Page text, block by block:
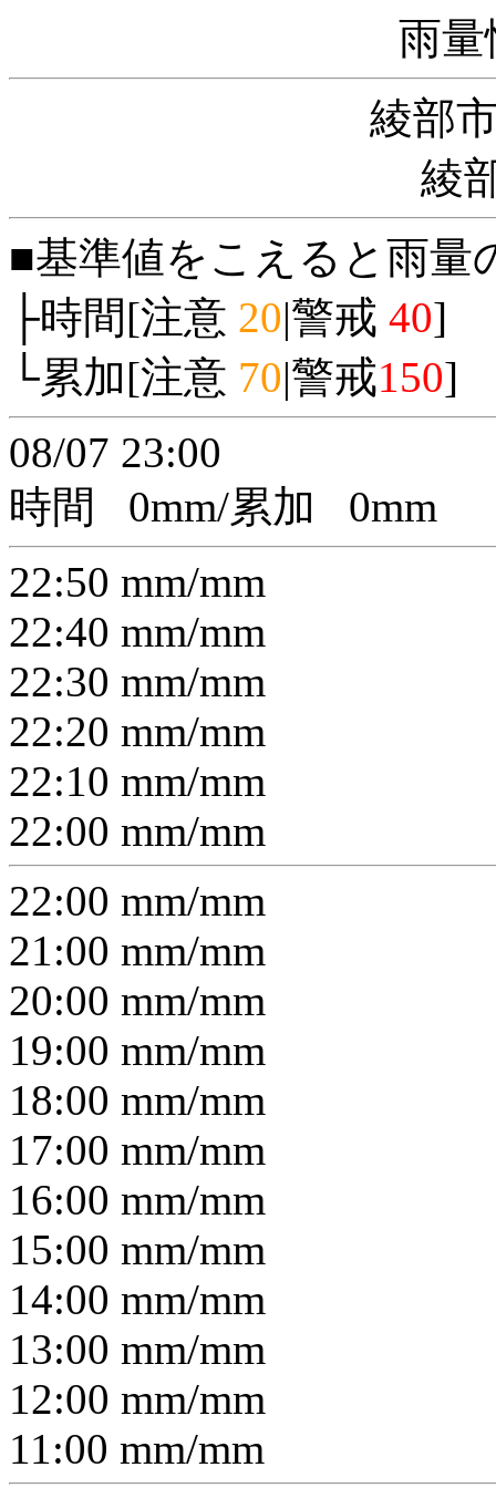
雨量
綾部
綾
■基準値をこえると雨量
├時間[注意 20|警戒 40]
└累加[注意 70|警戒150]
08/07 23:00
時間
0mm/累加 0mm
22:50 mm/mm
22:40 mm/mm
22:30 mm/mm
22:20 mm/mm
22:10 mm/mm
22:00 mm/mm
22:00 mm/mm
21:00 mm/mm
20:00 mm/mm
19:00 mm/mm
18:00 mm/mm
17:00 mm/mm
16:00 mm/mm
15:00 mm/mm
14:00 mm/mm
13:00 mm/mm
12:00 mm/mm
11:00 mm/mm